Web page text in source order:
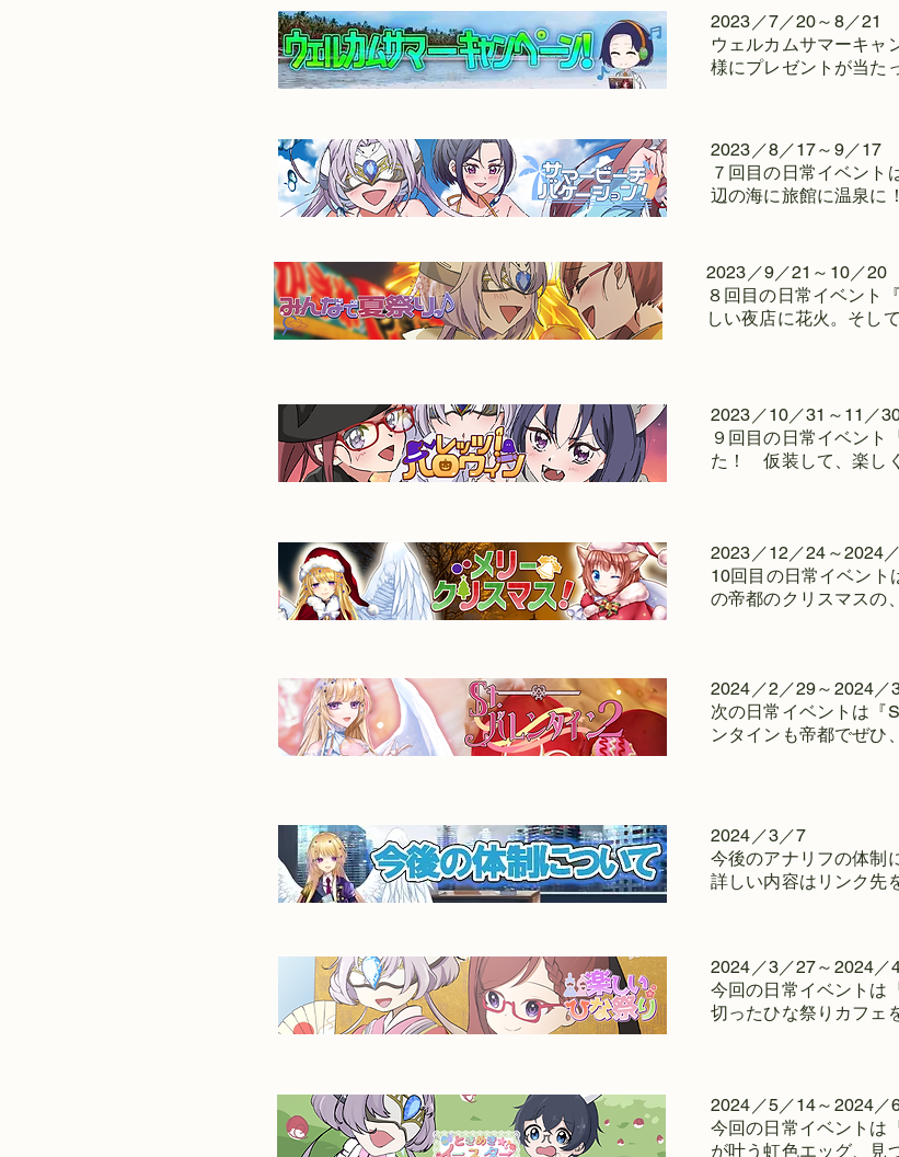
2023／7／20～8／21
ウェルカムサマーキャ
様にプレゼントが当た
2023／8／17～9／17
７回目の日常イベン
辺の海に旅館に温泉に
2023／9／21～10／20
８回目の日常イベント
しい夜店に花火。そし
2023／10／31～11／
９回目の日常イベン
た！ 仮装して、楽し
2023／12／24～2024
10回目の日常イベン
の帝都のクリスマスの
2024／2／29～2024／
次の日常イベントは
ンタインも帝都でぜひ
2024／3／7
今後のアナリフの体制
詳しい内容はリンク先
2024／3／27～2024／
今回の日常イベントは
切ったひな祭りカフェ
2024／5／14～2024／
今回の日常イベント
が叶う虹色エッグ、見